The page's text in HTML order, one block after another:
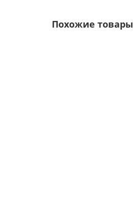
Похожие товары